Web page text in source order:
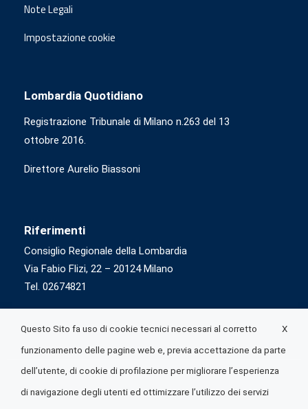
Note Legali
Impostazione cookie
Lombardia Quotidiano
Registrazione Tribunale di Milano n.263 del 13
ottobre 2016.
Direttore Aurelio Biassoni
Riferimenti
Consiglio Regionale della Lombardia
Via Fabio Flizi, 22 – 20124 Milano
Tel. 02674821
X
Questo Sito fa uso di cookie tecnici necessari al corretto
funzionamento delle pagine web e, previa accettazione da parte
dell’utente, di cookie di profilazione per migliorare l’esperienza
di navigazione degli utenti ed ottimizzare l’utilizzo dei servizi